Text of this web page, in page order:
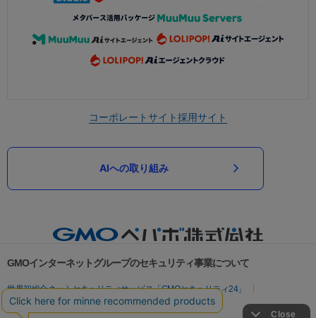
コーポレートサイト採用サイト
AIへの取り組み
GMOインターネットグループのセキュリティ事業について
世界初総合ネットセキュリティサービス「GMOセキュリティ24」
パスワード漏洩診断
Webサイトリスク診断